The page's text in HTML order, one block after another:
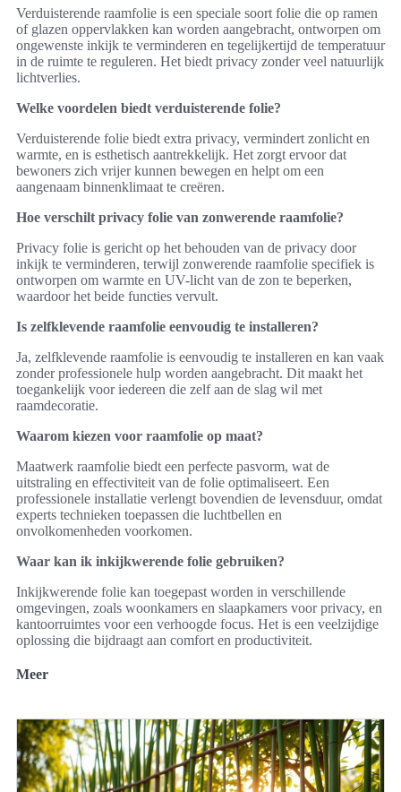
Verduisterende raamfolie is een speciale soort folie die op ramen
of glazen oppervlakken kan worden aangebracht, ontworpen om
ongewenste inkijk te verminderen en tegelijkertijd de temperatuur
in de ruimte te reguleren. Het biedt privacy zonder veel natuurlijk
lichtverlies.
Welke voordelen biedt verduisterende folie?
Verduisterende folie biedt extra privacy, vermindert zonlicht en
warmte, en is esthetisch aantrekkelijk. Het zorgt ervoor dat
bewoners zich vrijer kunnen bewegen en helpt om een
aangenaam binnenklimaat te creëren.
Hoe verschilt privacy folie van zonwerende raamfolie?
Privacy folie is gericht op het behouden van de privacy door
inkijk te verminderen, terwijl zonwerende raamfolie specifiek is
ontworpen om warmte en UV-licht van de zon te beperken,
waardoor het beide functies vervult.
Is zelfklevende raamfolie eenvoudig te installeren?
Ja, zelfklevende raamfolie is eenvoudig te installeren en kan vaak
zonder professionele hulp worden aangebracht. Dit maakt het
toegankelijk voor iedereen die zelf aan de slag wil met
raamdecoratie.
Waarom kiezen voor raamfolie op maat?
Maatwerk raamfolie biedt een perfecte pasvorm, wat de
uitstraling en effectiviteit van de folie optimaliseert. Een
professionele installatie verlengt bovendien de levensduur, omdat
experts technieken toepassen die luchtbellen en
onvolkomenheden voorkomen.
Waar kan ik inkijkwerende folie gebruiken?
Inkijkwerende folie kan toegepast worden in verschillende
omgevingen, zoals woonkamers en slaapkamers voor privacy, en
kantoorruimtes voor een verhoogde focus. Het is een veelzijdige
oplossing die bijdraagt aan comfort en productiviteit.
Meer